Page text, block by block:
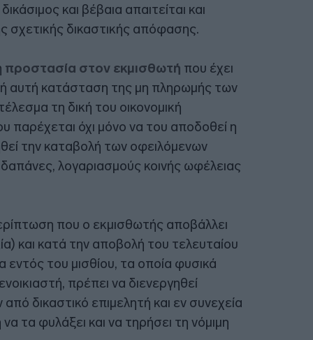
και βέβαια απαιτείται και
σχετικής δικαστικής απόφασης.
προστασία στον εκμισθωτή που έχει
αυτή κατάσταση της μη πληρωμής των
τη δική του οικονομική
παρέχεται όχι μόνο να του αποδοθεί η
την καταβολή των οφειλόμενων
λογαριασμούς κοινής ωφέλειας
που ο εκμισθωτής αποβάλλει
και κατά την αποβολή του τελευταίου
του μισθίου, τα οποία φυσικά
πρέπει να διενεργηθεί
δικαστικό επιμελητή και εν συνεχεία
τα φυλάξει και να τηρήσει τη νόμιμη